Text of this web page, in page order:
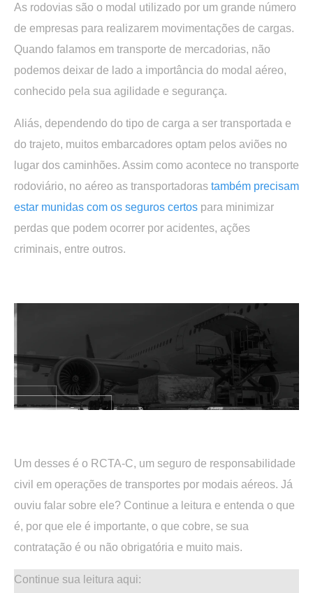
As rodovias são o modal utilizado por um grande número
de empresas para realizarem movimentações de cargas.
Quando falamos em transporte de mercadorias, não
podemos deixar de lado a importância do modal aéreo,
conhecido pela sua agilidade e segurança.
Aliás, dependendo do tipo de carga a ser transportada e
do trajeto, muitos embarcadores optam pelos aviões no
lugar dos caminhões. Assim como acontece no transporte
rodoviário, no aéreo as transportadoras também precisam
estar munidas com os seguros certos para minimizar
perdas que podem ocorrer por acidentes, ações
criminais, entre outros.
Um desses é o RCTA-C, um seguro de responsabilidade
civil em operações de transportes por modais aéreos. Já
ouviu falar sobre ele? Continue a leitura e entenda o que
é, por que ele é importante, o que cobre, se sua
contratação é ou não obrigatória e muito mais.
Continue sua leitura aqui: